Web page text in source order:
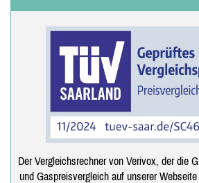
Der Vergleichsrechner von Verivox, der die
und Gaspreisvergleich auf unserer